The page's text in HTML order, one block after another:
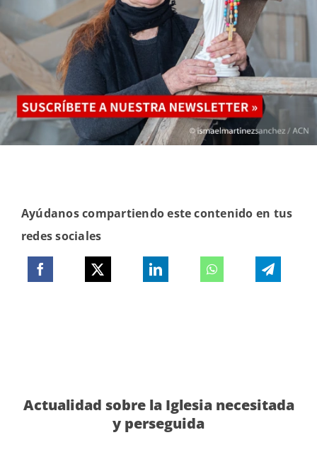
Ayúdanos compartiendo este contenido en tus
redes sociales
Actualidad sobre la Iglesia necesitada
y perseguida